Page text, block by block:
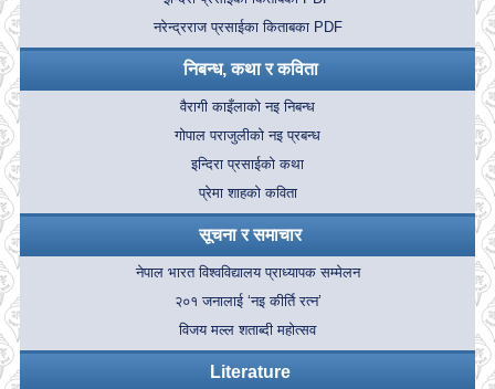
नरेन्द्रराज प्रसाईका किताबका PDF
निबन्ध, कथा र कविता
वैरागी काइँलाको नइ निबन्ध
गोपाल पराजुलीको नइ प्रबन्ध
इन्दिरा प्रसाईको कथा
प्रेमा शाहको कविता
सूचना र समाचार
नेपाल भारत विश्वविद्यालय प्राध्यापक सम्मेलन
२०१ जनालाई ‘नइ कीर्ति रत्न’
विजय मल्ल शताब्दी महोत्सव
Literature